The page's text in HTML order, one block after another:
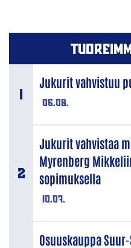
06.08.
Jukurit vahvistuu
10.07.
Jukurit vahvistaa
Myrenberg
sopimuksella
Osuuskauppa